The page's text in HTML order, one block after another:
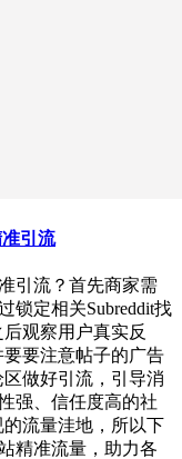
引流
引流？首先商家需
锁定相关Subreddit找
观察用户真实反
要注意帖子的广告
做好引流，引导消
强、信任度高的社
流量洼地，所以下
精准流量，助力各